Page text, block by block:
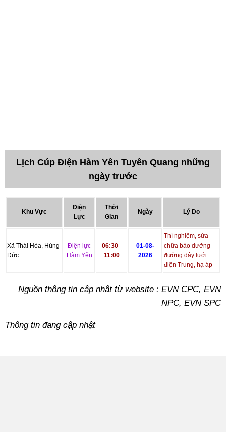
Lịch Cúp Điện Hàm Yên Tuyên Quang những
ngày trước
Khu Vực
Điện
Lực
Thời
Gian
Ngày Lý Do
Xã Thái Hòa, Hùng
Đức
Điện lực
Hàm Yên
06:30-
11:00
01-08-
2026
Thí nghiệm, sửa
chữa bảo dưỡng
đường dây lưới
điện Trung, hạ áp
Nguồn thông tin cập nhật từ website : EVN CPC, EVN
NPC, EVN SPC
Thông tin đang cập nhật